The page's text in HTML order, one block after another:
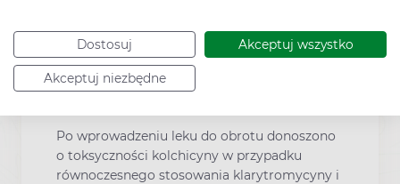
Dostosuj Akceptuj wszystko
Akceptuj niezbędne
hamujących perystaltykę.
W przypadku pacjentów leczonych
klarytromycyną donoszono o zaostrzeniu
Po wprowadzeniu leku do obrotu donoszono
o toksyczności kolchicyny w przypadku
równoczesnego stosowania klarytromycyny i